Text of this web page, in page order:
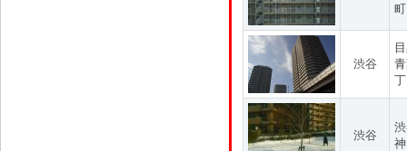
渋谷
渋谷